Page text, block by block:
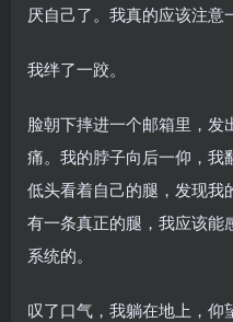
厌自己了。我真的应该注意
我绊了一跤。
脸朝下摔进一个邮箱里，发
痛。我的脖子向后一仰，我
低头看着自己的腿，发现我
有一条真正的腿，我应该能
系统的。
叹了口气，我躺在地上，